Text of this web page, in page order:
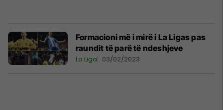
Formacioni më i mirë i La Ligas pas
raundit të parë të ndeshjeve
La Liga 03/02/2023